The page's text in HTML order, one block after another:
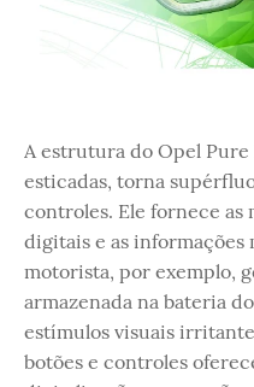
A estrutura do Opel Pure
esticadas, torna
controles. Ele fornece as
digitais e as informações
motorista, por exemplo,
armazenada na bateria
estímulos visuais
botões e controles